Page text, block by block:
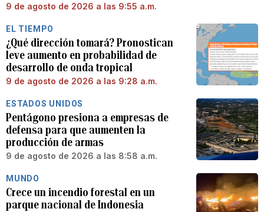
9 de agosto de 2026 a las 9:55 a.m.
EL TIEMPO
¿Qué dirección tomará? Pronostican
leve aumento en probabilidad de
desarrollo de onda tropical
9 de agosto de 2026 a las 9:28 a.m.
ESTADOS UNIDOS
Pentágono presiona a empresas de
defensa para que aumenten la
producción de armas
9 de agosto de 2026 a las 8:58 a.m.
MUNDO
Crece un incendio forestal en un
parque nacional de Indonesia